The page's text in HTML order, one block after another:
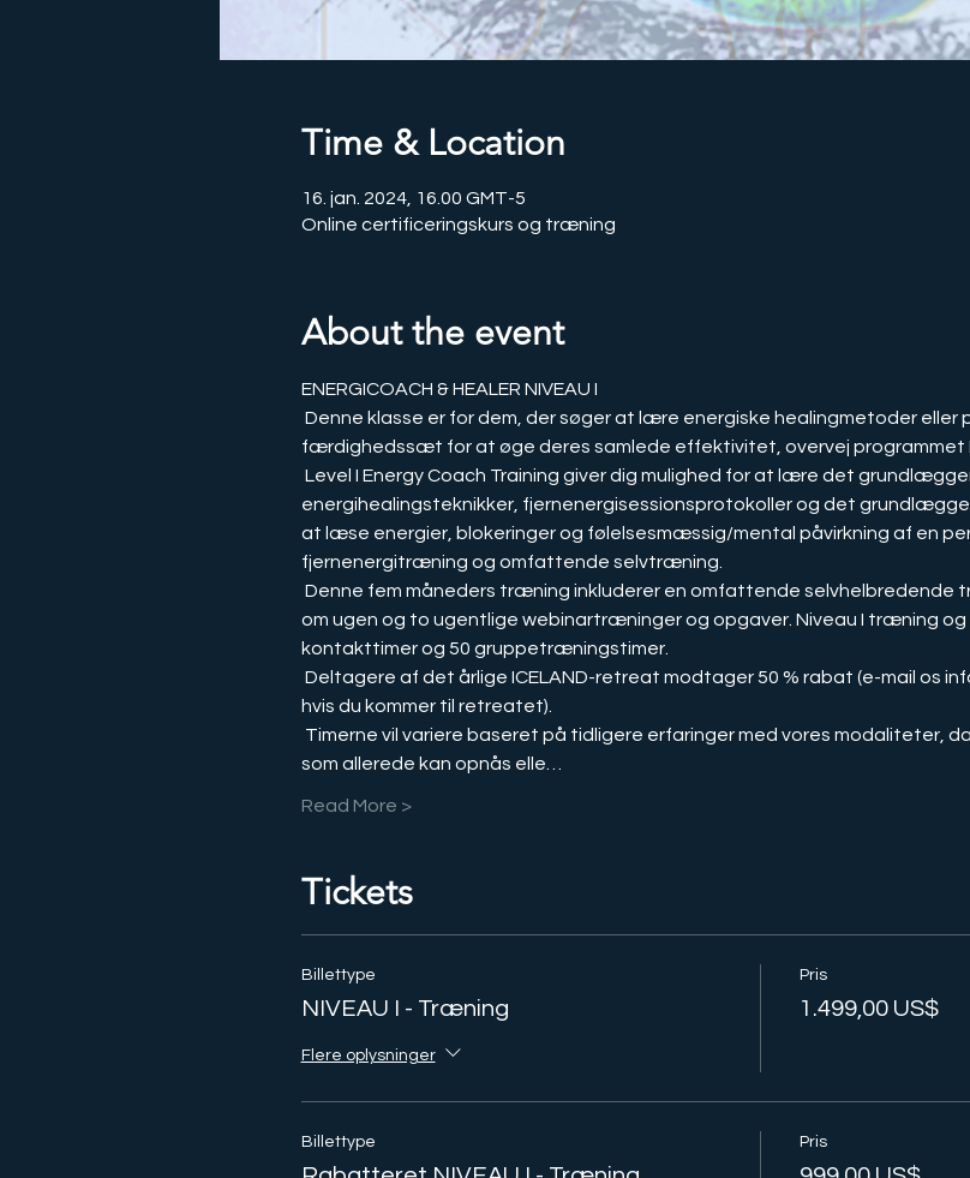
Time & Location
16. jan. 2024, 16.00 GMT-5
Online certificeringskurs og træning
About the event
ENERGICOACH & HEALER NIVEAU I
færdighedssæt for at øge deres samlede effektivitet, overvej programmet
energihealingsteknikker, fjernenergisessionsprotokoller og det
at læse energier, blokeringer og følelsesmæssig/mental påvirkning af en
fjernenergitræning og omfattende selvtræning.
om ugen og to ugentlige webinartræninger og opgaver. Niveau I træning
kontakttimer og 50 gruppetræningstimer.
hvis du kommer til retreatet).
som allerede kan opnås elle…
Read More >
Tickets
Billettype
NIVEAU I - Træning
Flere oplysninger
Pris
1.499,00 US$
Billettype Pris